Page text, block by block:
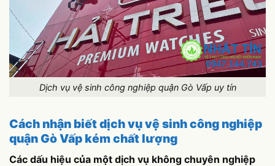
Dịch vụ vệ sinh công nghiệp quận Gò Vấp uy tín
Cách nhận biết dịch vụ vệ sinh công nghiệp
quận Gò Vấp kém chất lượng
Các dấu hiệu của một dịch vụ không chuyên nghiệp